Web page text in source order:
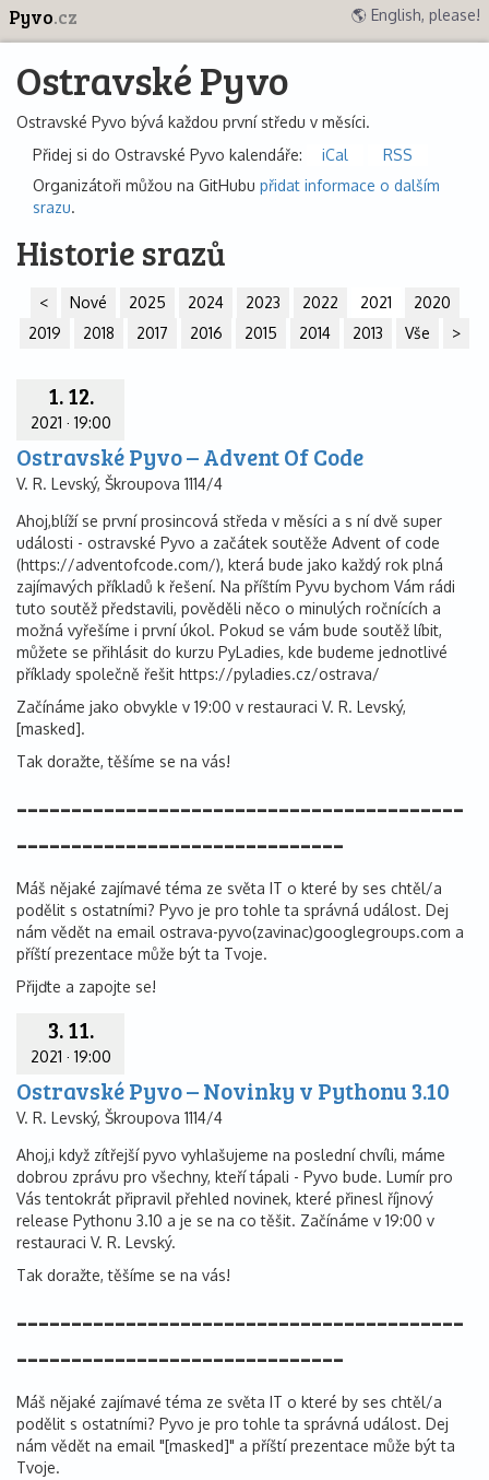
Pyvo.cz 🌎 English, please!
Ostravské Pyvo
Ostravské Pyvo bývá každou první středu v měsíci.
Přidej si do Ostravské Pyvo kalendáře:
iCal
RSS
Organizátoři můžou na GitHubu přidat informace o dalším
srazu.
Historie srazů
< Nové 2025 2024 2023 2022 2021
2020
2019
2018 2017 2016 2015 2014 2013 Vše >
1. 12.
2021 · 19:00
Ostravské Pyvo – Advent Of Code
V. R. Levský, Škroupova 1114/4
Ahoj,blíží se první prosincová středa v měsíci a s ní dvě super
události - ostravské Pyvo a začátek soutěže Advent of code
(https://adventofcode.com/), která bude jako každý rok plná
zajímavých příkladů k řešení. Na příštím Pyvu bychom Vám rádi
tuto soutěž představili, pověděli něco o minulých ročnících a
možná vyřešíme i první úkol. Pokud se vám bude soutěž líbit,
můžete se přihlásit do kurzu PyLadies, kde budeme jednotlivé
příklady společně řešit https://pyladies.cz/ostrava/
Začínáme jako obvykle v 19:00 v restauraci V. R. Levský,
[masked].
Tak doražte, těšíme se na vás!
-----------------------------------------
------------------------------
Máš nějaké zajímavé téma ze světa IT o které by ses chtěl/a
podělit s ostatními? Pyvo je pro tohle ta správná událost. Dej
nám vědět na email ostrava-pyvo(zavinac)googlegroups.com a
příští prezentace může být ta Tvoje.
Přijďte a zapojte se!
3. 11.
2021 · 19:00
Ostravské Pyvo – Novinky v Pythonu 3.10
V. R. Levský, Škroupova 1114/4
Ahoj,i když zítřejší pyvo vyhlašujeme na poslední chvíli, máme
dobrou zprávu pro všechny, kteří tápali - Pyvo bude. Lumír pro
Vás tentokrát připravil přehled novinek, které přinesl říjnový
release Pythonu 3.10 a je se na co těšit. Začínáme v 19:00 v
restauraci V. R. Levský.
Tak doražte, těšíme se na vás!
-----------------------------------------
------------------------------
Máš nějaké zajímavé téma ze světa IT o které by ses chtěl/a
podělit s ostatními? Pyvo je pro tohle ta správná událost. Dej
nám vědět na email "[masked]" a příští prezentace může být ta
Tvoje.